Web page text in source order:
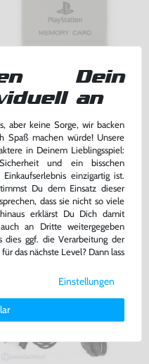
Sony Memory Card /
#grau / SCPH-
29,99 €
Warenkorb
Dein
an
aber keine Sorge, wir backen
Spaß machen würde! Unsere
in Deinem Lieblingsspiel:
und ein bisschen
einzigartig ist.
Du dem Einsatz dieser
dass sie nicht so viele
erklärst Du Dich damit
an Dritte weitergegeben
dies ggf. die Verarbeitung der
das nächste Level? Dann lass
verwendeten Cookies und
Du in unsererDaten­schutz­
Einstellungen